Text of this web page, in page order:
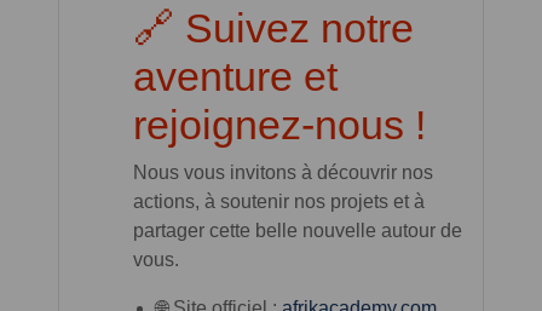
🔗 Suivez notre
aventure et
rejoignez-nous !
Nous vous invitons à découvrir nos
actions, à soutenir nos projets et à
partager cette belle nouvelle autour de
vous.